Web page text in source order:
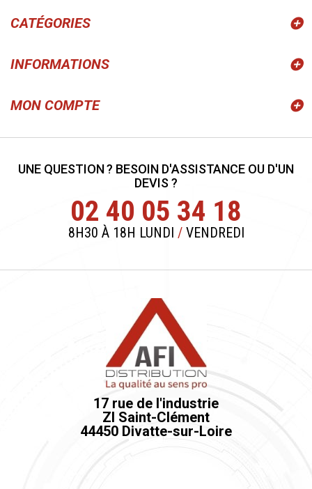
CATÉGORIES
INFORMATIONS
MON COMPTE
UNE QUESTION ? BESOIN D'ASSISTANCE OU D'UN
DEVIS ?
02 40 05 34 18
8H30 À 18H LUNDI /VENDREDI
17 rue de l'industrie
ZI Saint-Clément
44450 Divatte-sur-Loire